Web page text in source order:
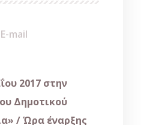
E-mail
2017 στην
Δημοτικού
/ Ώρα έναρξης